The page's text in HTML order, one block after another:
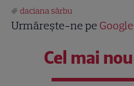
daciana sârbu
Urmărește-ne pe
Cel mai